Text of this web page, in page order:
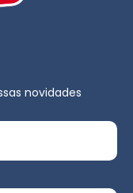
novidades